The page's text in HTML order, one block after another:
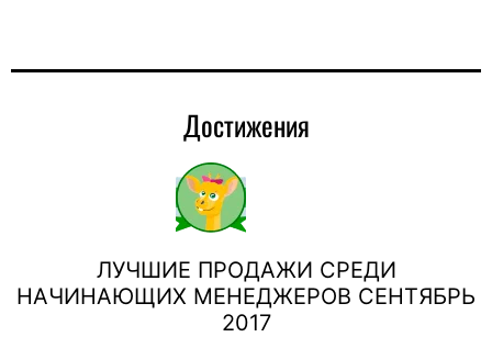
Достижения
ЛУЧШИЕ ПРОДАЖИ СРЕДИ
НАЧИНАЮЩИХ МЕНЕДЖЕРОВ СЕНТЯБРЬ
2017